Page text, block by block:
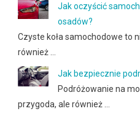
Jak oczyścić
osadów?
Czyste koła samochodowe to
również …
Jak bezpiecznie
Podróżowanie na
przygoda, ale również …